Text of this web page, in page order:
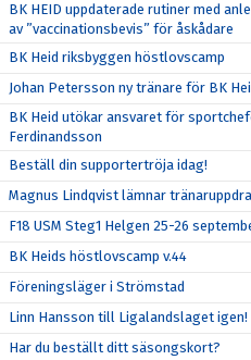
BK HEID uppdaterade rutiner med
av ”vaccinationsbevis” för åskådare
BK Heid riksbyggen höstlovscamp
Johan Petersson ny tränare för BK
BK Heid utökar ansvaret för
Ferdinandsson
Beställ din supportertröja idag!
Magnus Lindqvist lämnar
F18 USM Steg1 Helgen 25-26
BK Heids höstlovscamp v.44
Föreningsläger i Strömstad
Linn Hansson till Ligalandslaget igen!
Har du beställt ditt säsongskort?